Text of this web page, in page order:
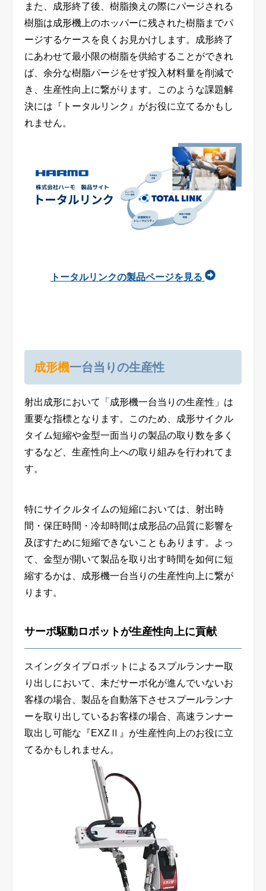
また、成形終了後、樹脂換えの際にパージされる
樹脂は成形機上のホッパーに残された樹脂までパ
ージするケースを良くお見かけします。成形終了
にあわせて最小限の樹脂を供給することができれ
ば、余分な樹脂パージをせず投入材料量を削減で
き、生産性向上に繋がります。このような課題解
決には『トータルリンク』がお役に立てるかもし
れません。
トータルリンクの製品ページを見る
成形機一台当りの生産性
射出成形において「成形機一台当りの生産性」は
重要な指標となります。このため、成形サイクル
タイム短縮や金型一面当りの製品の取り数を多く
するなど、生産性向上への取り組みを行われてま
す。
特にサイクルタイムの短縮においては、射出時
間・保圧時間・冷却時間は成形品の品質に影響を
及ぼすために短縮できないこともあります。よっ
て、金型が開いて製品を取り出す時間を如何に短
縮するかは、成形機一台当りの生産性向上に繋が
ります。
サーボ駆動ロボットが生産性向上に貢献
スイングタイプロボットによるスプルランナー取
り出しにおいて、未だサーボ化が進んでいないお
客様の場合、製品を自動落下させスプールランナ
ーを取り出しているお客様の場合、高速ランナー
取出し可能な『EXZⅡ』が生産性向上のお役に立
てるかもしれません。